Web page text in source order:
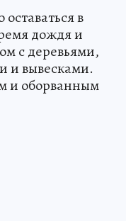
в
дождя и
с деревьями,
и вывесками.
и оборванным